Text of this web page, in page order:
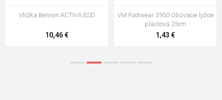
VM Footwear 3009 Vkladacia
5,21 €
VM Footwear 3102 Šnúrky ploché
0,79 €